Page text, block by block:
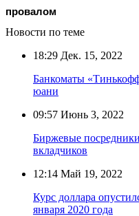
провалом
Новости по теме
18:29 Дек. 15, 2022
Банкоматы
юани
09:57 Июнь 3, 2022
Биржевые
вкладчиков
12:14 Май 19, 2022
Курс доллара
января 2020 года